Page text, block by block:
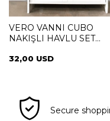
VERO VANNI CUBO
NAKIŞLI HAVLU SET
32,00 USD
Secure